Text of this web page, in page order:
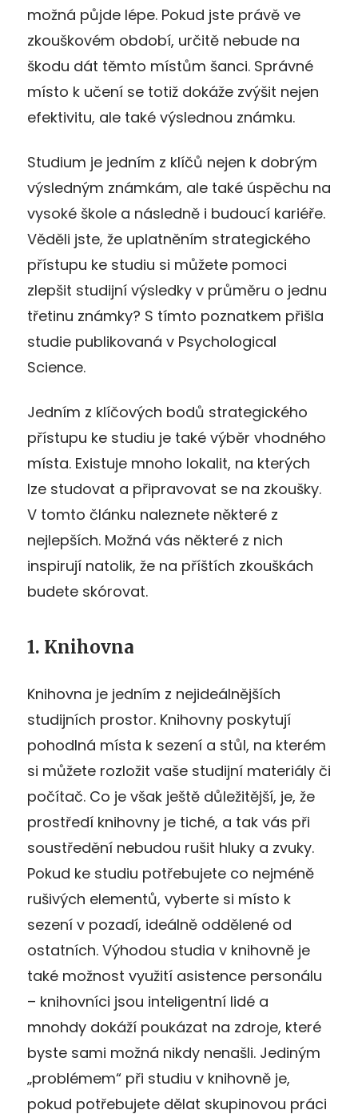
možná půjde lépe. Pokud jste právě ve
zkouškovém období, určitě nebude na
škodu dát těmto místům šanci. Správné
místo k učení se totiž dokáže zvýšit nejen
efektivitu, ale také výslednou známku.
Studium je jedním z klíčů nejen k dobrým
výsledným známkám, ale také úspěchu na
vysoké škole a následně i budoucí kariéře.
Věděli jste, že uplatněním strategického
přístupu ke studiu si můžete pomoci
zlepšit studijní výsledky v průměru o jednu
třetinu známky? S tímto poznatkem přišla
studie publikovaná v Psychological
Science.
Jedním z klíčových bodů strategického
přístupu ke studiu je také výběr vhodného
místa. Existuje mnoho lokalit, na kterých
lze studovat a připravovat se na zkoušky.
V tomto článku naleznete některé z
nejlepších. Možná vás některé z nich
inspirují natolik, že na příštích zkouškách
budete skórovat.
1. Knihovna
Knihovna je jedním z nejideálnějších
studijních prostor. Knihovny poskytují
pohodlná místa k sezení a stůl, na kterém
si můžete rozložit vaše studijní materiály či
počítač. Co je však ještě důležitější, je, že
prostředí knihovny je tiché, a tak vás při
soustředění nebudou rušit hluky a zvuky.
Pokud ke studiu potřebujete co nejméně
rušivých elementů, vyberte si místo k
sezení v pozadí, ideálně oddělené od
ostatních. Výhodou studia v knihovně je
také možnost využití asistence personálu
– knihovníci jsou inteligentní lidé a
mnohdy dokáží poukázat na zdroje, které
byste sami možná nikdy nenašli. Jediným
„problémem“ při studiu v knihovně je,
pokud potřebujete dělat skupinovou práci